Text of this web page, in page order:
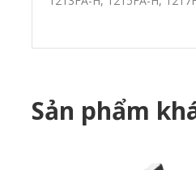
Sản phẩm